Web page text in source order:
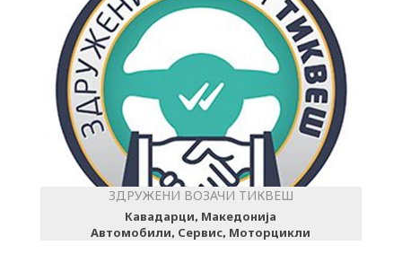
ЗДРУЖЕНИ ВОЗАЧИ ТИКВЕШ
Кавадарци, Македонија
Автомобили, Сервис, Моторцикли